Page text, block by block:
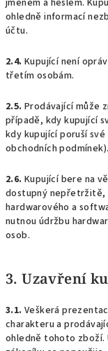
jménem a heslem.
ohledně informací
účtu.
2.4. Kupující není
třetím osobám.
2.5. Prodávající může
případě, kdy kupující
kdy kupující poruší
obchodních podmínek).
2.6. Kupující bere na
dostupný nepřetržitě,
hardwarového a
nutnou údržbu
osob.
3. Uzavření
3.1. Veškerá
charakteru a
ohledně tohoto zboží.